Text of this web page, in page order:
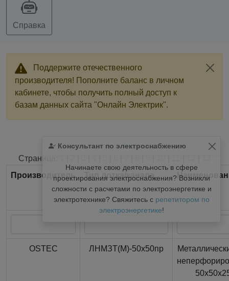
Справка
Поддержите отечественного
производителя! Пополните баланс в личном
кабинете, чтобы получить полный доступ к
базам данных сайта "Онлайн Электрик".
Консультант по электроснабжению
Начинаете свою деятельность в сфере
проектирования электроснабжения? Возникли
сложности с расчетами по электроэнергетике и
электротехнике? Свяжитесь с репетитором по
электроэнергетике!
Найдено366из366записей.
Страница:
Производитель
Тип лотка/канала
OSTEC ЛНМЗТ(М)-50x50пр